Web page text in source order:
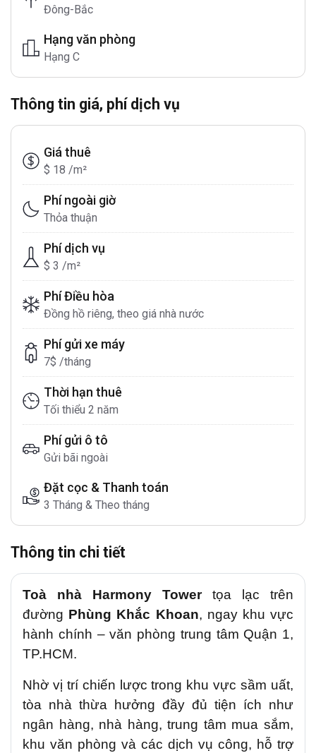
Đông-Bắc
Hạng văn phòng
Hạng C
Thông tin giá, phí dịch vụ
Giá thuê
$ 18 /m²
Phí ngoài giờ
Thỏa thuận
Phí dịch vụ
$ 3 /m²
Phí Điều hòa
Đồng hồ riêng, theo giá nhà nước
Phí gửi xe máy
7$ /tháng
Thời hạn thuê
Tối thiểu 2 năm
Phí gửi ô tô
Gửi bãi ngoài
Đặt cọc & Thanh toán
3 Tháng & Theo tháng
Thông tin chi tiết
Toà nhà Harmony Towertọa lạc trên
đường Phùng Khắc Khoan, ngay khu vực
hành chính – văn phòng trung tâm Quận 1,
TP.HCM.
Nhờ vị trí chiến lược trong khu vực sầm uất,
tòa nhà thừa hưởng đầy đủ tiện ích như
ngân hàng, nhà hàng, trung tâm mua sắm,
khu văn phòng và các dịch vụ công, hỗ trợ